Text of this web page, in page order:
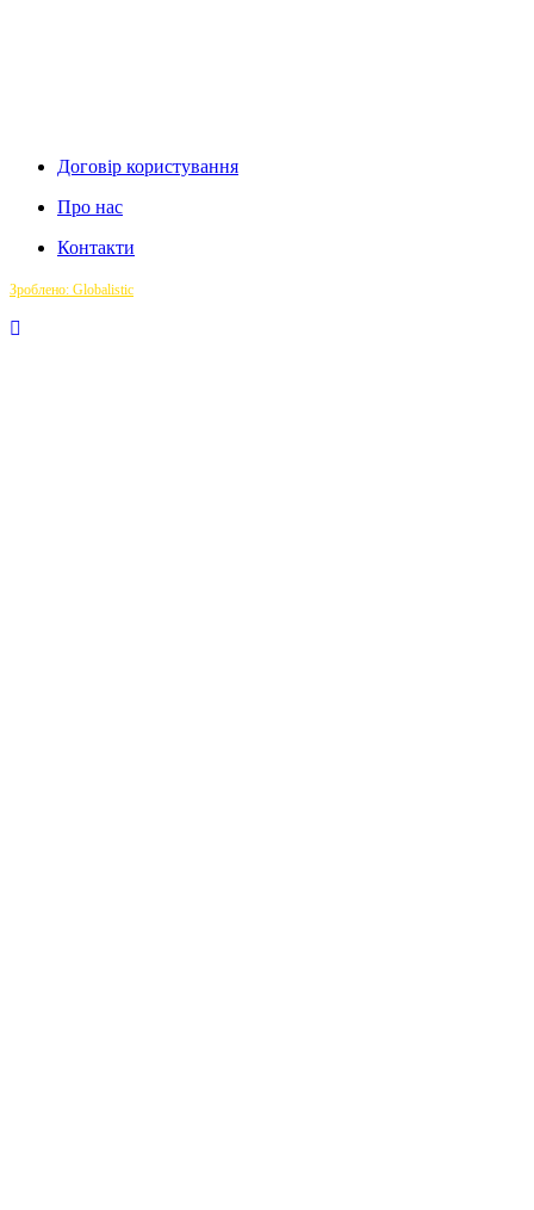
Договір користування
Про нас
Контакти
Зроблено: Globalistic